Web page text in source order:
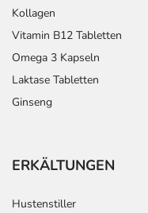
Kollagen
Vitamin B12 Tabletten
Omega 3 Kapseln
Laktase Tabletten
Ginseng
ERKÄLTUNGEN
Hustenstiller